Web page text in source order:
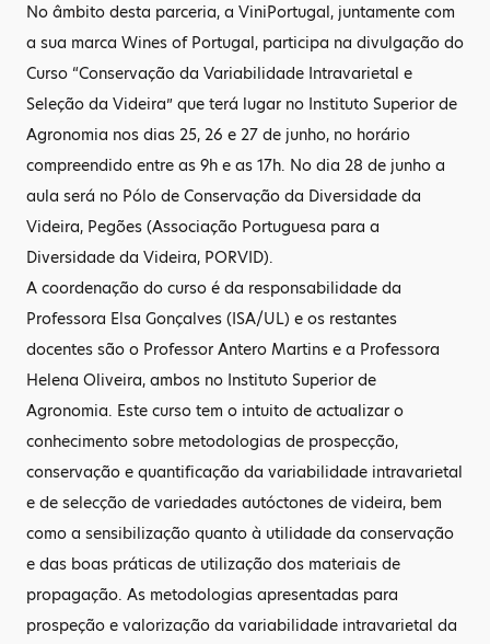
No âmbito desta parceria, a ViniPortugal, juntamente com
a sua marca Wines of Portugal, participa na divulgação do
Curso “Conservação da Variabilidade Intravarietal e
Seleção da Videira” que terá lugar no Instituto Superior de
Agronomia nos dias 25, 26 e 27 de junho, no horário
compreendido entre as 9h e as 17h. No dia 28 de junho a
aula será no Pólo de Conservação da Diversidade da
Videira, Pegões (Associação Portuguesa para a
Diversidade da Videira, PORVID).
A coordenação do curso é da responsabilidade da
Professora Elsa Gonçalves (ISA/UL) e os restantes
docentes são o Professor Antero Martins e a Professora
Helena Oliveira, ambos no Instituto Superior de
Agronomia. Este curso tem o intuito de actualizar o
conhecimento sobre metodologias de prospecção,
conservação e quantificação da variabilidade intravarietal
e de selecção de variedades autóctones de videira, bem
como a sensibilização quanto à utilidade da conservação
e das boas práticas de utilização dos materiais de
propagação. As metodologias apresentadas para
prospeção e valorização da variabilidade intravarietal da